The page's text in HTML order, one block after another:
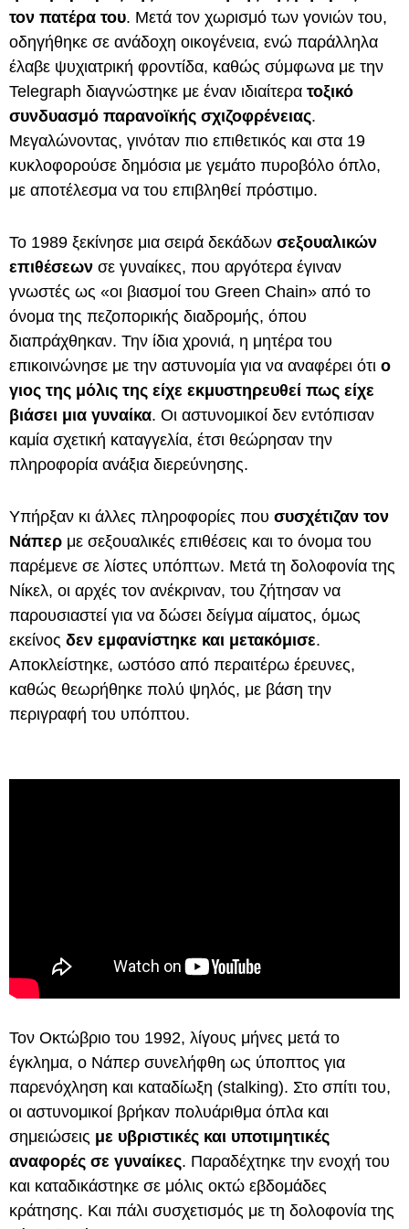
τον πατέρα του. Μετά τον χωρισμό των γονιών του,
οδηγήθηκε σε ανάδοχη οικογένεια, ενώ παράλληλα
έλαβε ψυχιατρική φροντίδα, καθώς σύμφωνα με την
Telegraph διαγνώστηκε με έναν ιδιαίτερα τοξικό
συνδυασμό παρανοϊκής σχιζοφρένειας.
Μεγαλώνοντας, γινόταν πιο επιθετικός και στα 19
κυκλοφορούσε δημόσια με γεμάτο πυροβόλο όπλο,
με αποτέλεσμα να του επιβληθεί πρόστιμο.
Το 1989 ξεκίνησε μια σειρά δεκάδων σεξουαλικών
επιθέσεων σε γυναίκες, που αργότερα έγιναν
γνωστές ως «οι βιασμοί του Green Chain» από το
όνομα της πεζοπορικής διαδρομής, όπου
διαπράχθηκαν. Την ίδια χρονιά, η μητέρα του
επικοινώνησε με την αστυνομία για να αναφέρει ότι ο
γιος της μόλις της είχε εκμυστηρευθεί πως είχε
βιάσει μια γυναίκα. Οι αστυνομικοί δεν εντόπισαν
καμία σχετική καταγγελία, έτσι θεώρησαν την
πληροφορία ανάξια διερεύνησης.
Υπήρξαν κι άλλες πληροφορίες που συσχέτιζαν τον
Νάπερ με σεξουαλικές επιθέσεις και το όνομα του
παρέμενε σε λίστες υπόπτων. Μετά τη δολοφονία της
Νίκελ, οι αρχές τον ανέκριναν, του ζήτησαν να
παρουσιαστεί για να δώσει δείγμα αίματος, όμως
εκείνος δεν εμφανίστηκε και μετακόμισε.
Αποκλείστηκε, ωστόσο από περαιτέρω έρευνες,
καθώς θεωρήθηκε πολύ ψηλός, με βάση την
περιγραφή του υπόπτου.
Τον Οκτώβριο του 1992, λίγους μήνες μετά το
έγκλημα, ο Νάπερ συνελήφθη ως ύποπτος για
παρενόχληση και καταδίωξη (stalking). Στο σπίτι του,
οι αστυνομικοί βρήκαν πολυάριθμα όπλα και
σημειώσεις με υβριστικές και υποτιμητικές
αναφορές σε γυναίκες. Παραδέχτηκε την ενοχή του
και καταδικάστηκε σε μόλις οκτώ εβδομάδες
κράτησης. Και πάλι συσχετισμός με τη δολοφονία της